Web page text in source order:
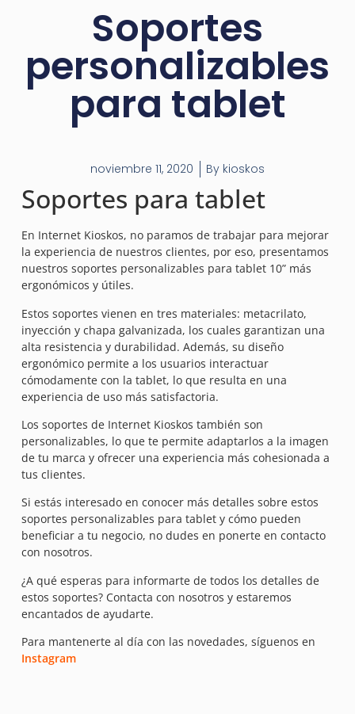
Soportes
personalizables
para tablet
noviembre 11, 2020 By kioskos
Soportes para tablet
En Internet Kioskos, no paramos de trabajar para mejorar
la experiencia de nuestros clientes, por eso, presentamos
nuestros soportes personalizables para tablet 10” más
ergonómicos y útiles.
Estos soportes vienen en tres materiales: metacrilato,
inyección y chapa galvanizada, los cuales garantizan una
alta resistencia y durabilidad. Además, su diseño
ergonómico permite a los usuarios interactuar
cómodamente con la tablet, lo que resulta en una
experiencia de uso más satisfactoria.
Los soportes de Internet Kioskos también son
personalizables, lo que te permite adaptarlos a la imagen
de tu marca y ofrecer una experiencia más cohesionada a
tus clientes.
Si estás interesado en conocer más detalles sobre estos
soportes personalizables para tablet y cómo pueden
beneficiar a tu negocio, no dudes en ponerte en contacto
con nosotros.
¿A qué esperas para informarte de todos los detalles de
estos soportes? Contacta con nosotros y estaremos
encantados de ayudarte.
Para mantenerte al día con las novedades, síguenos en
Instagram